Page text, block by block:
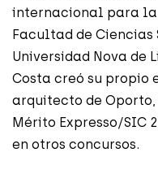
internacional para
Facultad de Ciencias
Universidad Nova de
Costa creó su propio
arquitecto de Oporto,
Mérito Expresso/SIC
en otros concursos.